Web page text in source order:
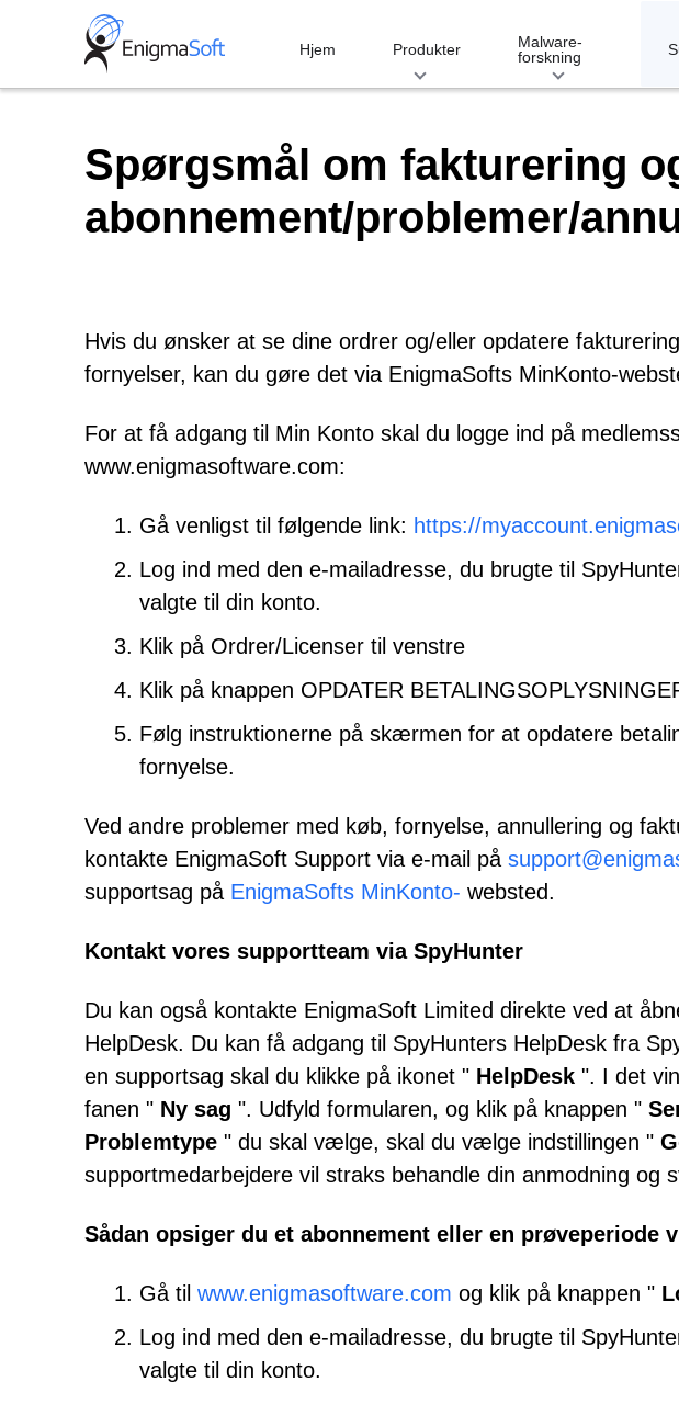
Hjem Produkter
Malware-
forskning
Spørgsmål om fakturering
abonnement/problemer/
Hvis du ønsker at se dine ordrer og/eller opdatere
fornyelser, kan du gøre det via EnigmaSofts MinKonto-
For at få adgang til Min Konto skal du logge ind på
www.enigmasoftware.com:
Gå venligst til følgende link: https://
Log ind med den e-mailadresse, du brugte til
valgte til din konto.
Klik på Ordrer/Licenser til venstre
Klik på knappen OPDATER
Følg instruktionerne på skærmen for at opdatere
fornyelse.
Ved andre problemer med køb, fornyelse, annullering og
kontakte EnigmaSoft Support via e-mail på
supportsag på EnigmaSofts MinKonto- websted.
Kontakt vores supportteam via SpyHunter
Du kan også kontakte EnigmaSoft Limited direkte ved at
HelpDesk. Du kan få adgang til SpyHunters HelpDesk fra
en supportsag skal du klikke på ikonet " HelpDesk ". I det
fanen " Ny sag ". Udfyld formularen, og klik på knappen "
Problemtype " du skal vælge, skal du vælge indstillingen "
supportmedarbejdere vil straks behandle din anmodning og
Sådan opsiger du et abonnement eller en prøveperiode
Gå til www.enigmasoftware.com og klik på knappen "
Log ind med den e-mailadresse, du brugte til
valgte til din konto.